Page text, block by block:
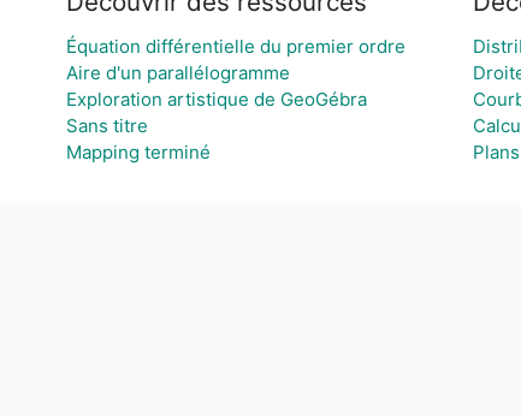
Équation différentielle du premier ordre
Aire d'un parallélogramme
Exploration artistique de GeoGébra
Sans titre
Mapping terminé
Plans